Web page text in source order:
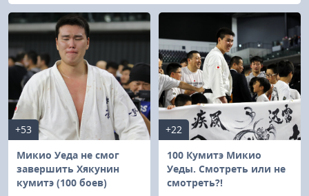
+53
Микио Уеда не смог
завершить Хякунин
кумитэ (100 боев)
+22
100 Кумитэ Микио
Уеды. Смотреть или не
смотреть?!
Шинкиокушинкай
Кекусин-кан
Кикбоксинг и K-1
Бокс
UFC и MMA
Муай тай
Библиотека